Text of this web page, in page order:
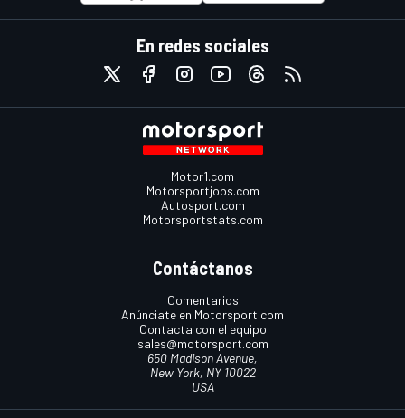
En redes sociales
Motor1.com
Motorsportjobs.com
Autosport.com
Motorsportstats.com
Contáctanos
Comentarios
Anúnciate en Motorsport.com
Contacta con el equipo
sales@motorsport.com
650 Madison Avenue,
New York, NY 10022
USA